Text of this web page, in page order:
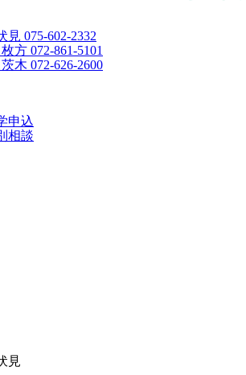
見 075-602-2332
方 072-861-5101
木 072-626-2600
申込
相談
見